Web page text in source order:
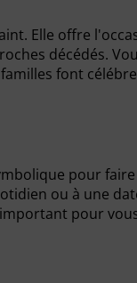
Elle offre
décédés.
font
pour
ou à une
pour